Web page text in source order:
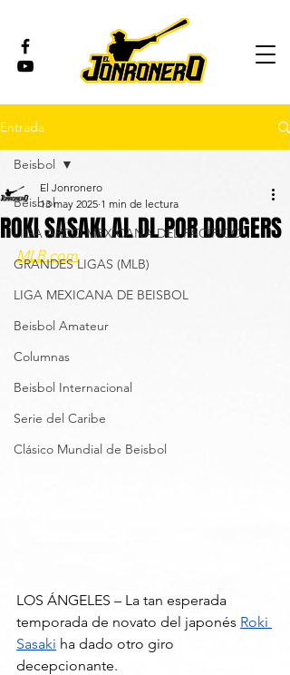
Entrada
Beisbol
LIGA ARCO MEXICANA DEL PACÍFICO
GRANDES LIGAS (MLB)
LIGA MEXICANA DE BEISBOL
Beisbol Amateur
Columnas
Beisbol Internacional
Serie del Caribe
Clásico Mundial de Beisbol
Beisbol
ROKI SASAKI AL DL POR DODGERS
El Jonronero
13 may 2025 1 min de lectura
MLB.com
LOS ÁNGELES – La tan esperada
temporada de novato del japonés Roki
Sasaki ha dado otro giro
decepcionante.